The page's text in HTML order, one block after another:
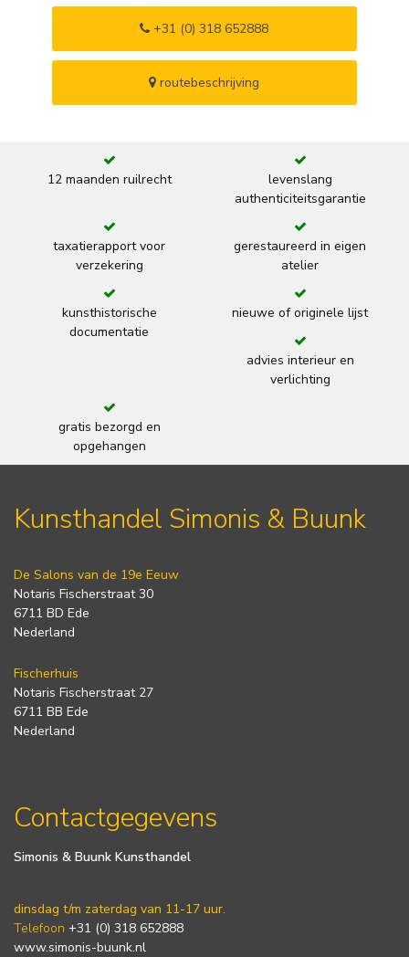
+31 (0) 318 652888
routebeschrijving
12 maanden ruilrecht
levenslang
authenticiteitsgarantie
taxatierapport voor
verzekering
gerestaureerd in eigen
atelier
kunsthistorische
documentatie
nieuwe of originele lijst
advies interieur en
verlichting
gratis bezorgd en
opgehangen
Kunsthandel Simonis & Buunk
De Salons van de 19e Eeuw
Notaris Fischerstraat 30
6711 BD Ede
Nederland
Fischerhuis
Notaris Fischerstraat 27
6711 BB Ede
Nederland
Contactgegevens
Simonis & Buunk Kunsthandel
dinsdag t/m zaterdag van 11-17 uur.
Telefoon +31 (0) 318 652888
www.simonis-buunk.nl